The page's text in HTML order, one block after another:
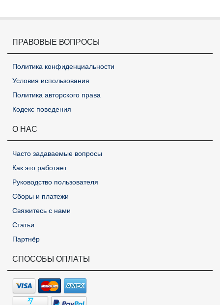
ПРАВОВЫЕ ВОПРОСЫ
Политика конфиденциальности
Условия использования
Политика авторского права
Кодекс поведения
О НАС
Часто задаваемые вопросы
Как это работает
Руководство пользователя
Сборы и платежи
Свяжитесь с нами
Статьи
Партнёр
СПОСОБЫ ОПЛАТЫ